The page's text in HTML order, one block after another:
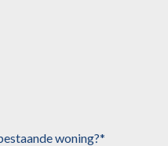
woning?*